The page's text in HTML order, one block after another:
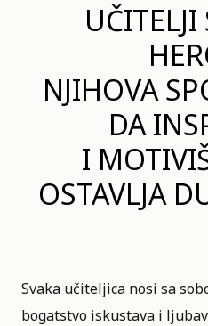
NJIHOVA
DA
I
OSTAVLJA
Svaka učiteljica nosi sa
bogatstvo iskustava i